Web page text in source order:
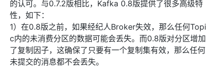
的认可。与0.7.2版相比，Kafka 0.8版提供了很多高级特
性，如下：
1）在0.8版之前，如果经纪人Broker失效，那么任何Topi
c内的未消费分区的数据可能会丢失。而0.8版对分区增加
了复制因子，这确保了只要有一个复制集有效，那么任何
未提交的消息都不会丢失。